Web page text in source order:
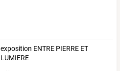
exposition ENTRE PIERRE ET
LUMIERE